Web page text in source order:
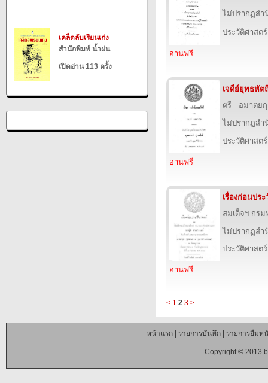
เคล็ดลับเรียนเก่ง
สำนักพิมพ์ น้ำฝน
เปิดอ่าน 113 ครั้ง
ไม่ปรากฏส
ประวัติศาสต
อ่านฟรี
เจดีย์ยุทธหัต
ตรี อมาตย
ไม่ปรากฏส
ประวัติศาสต
อ่านฟรี
เรื่องก่อนปร
สมเด็จฯ กร
ไม่ปรากฏส
ประวัติศาสต
อ่านฟรี
< 1 2 3 >
หน้าแรก| รายการบันทึก| รายการยืมห
Copyright © 2013